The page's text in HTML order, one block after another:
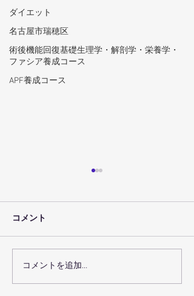
ダイエット
名古屋市瑞穂区
術後機能回復基礎生理学・解剖学・栄養学・
ファシア養成コース
APF養成コース
術後回復プログラムで術
後回復を最大化するコー
コメント
コメントを追加…